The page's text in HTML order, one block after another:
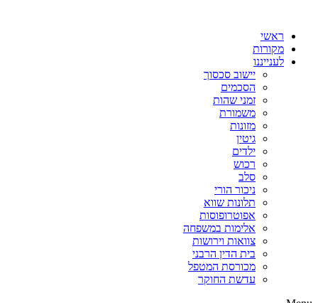
ראשי
מקורות
לענייננו
יישוב סכסוך
הסכמים
זמני שהות
משמורת
מזונות
גיטין
ילדים
רכוש
סלב
ניכור הורי
תלונות שווא
אפוטרופוסות
אלימות במשפחה
צוואות וירושות
בית הדין הרבני
מכורסת המטפל
עדשת החוקר